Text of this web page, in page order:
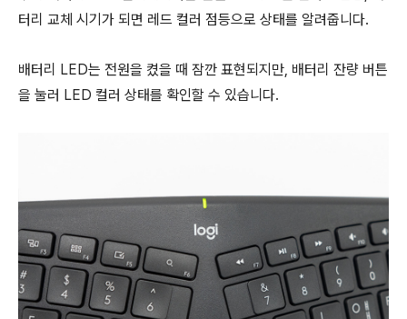
터리 교체 시기가 되면 레드 컬러 점등으로 상태를 알려줍니다.
배터리 LED는 전원을 켰을 때 잠깐 표현되지만, 배터리 잔량 버튼
을 눌러 LED 컬러 상태를 확인할 수 있습니다.